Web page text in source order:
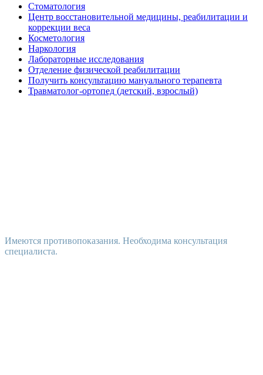
Стоматология
Центр восстановительной медицины, реабилитации и
коррекции веса
Косметология
Наркология
Лабораторные исследования
Отделение физической реабилитации
Получить консультацию мануального терапевта
Травматолог-ортопед (детский, взрослый)
Имеются противопоказания. Необходима консультация
специалиста.